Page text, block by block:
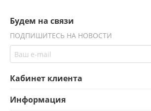
Будем на связи
ПОДПИШИТЕСЬ НА НОВОСТИ
Кабинет клиента
Информация